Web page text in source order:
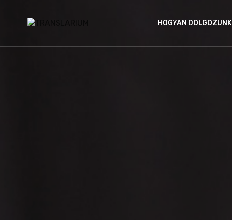
HOGYAN DOLGOZUNK